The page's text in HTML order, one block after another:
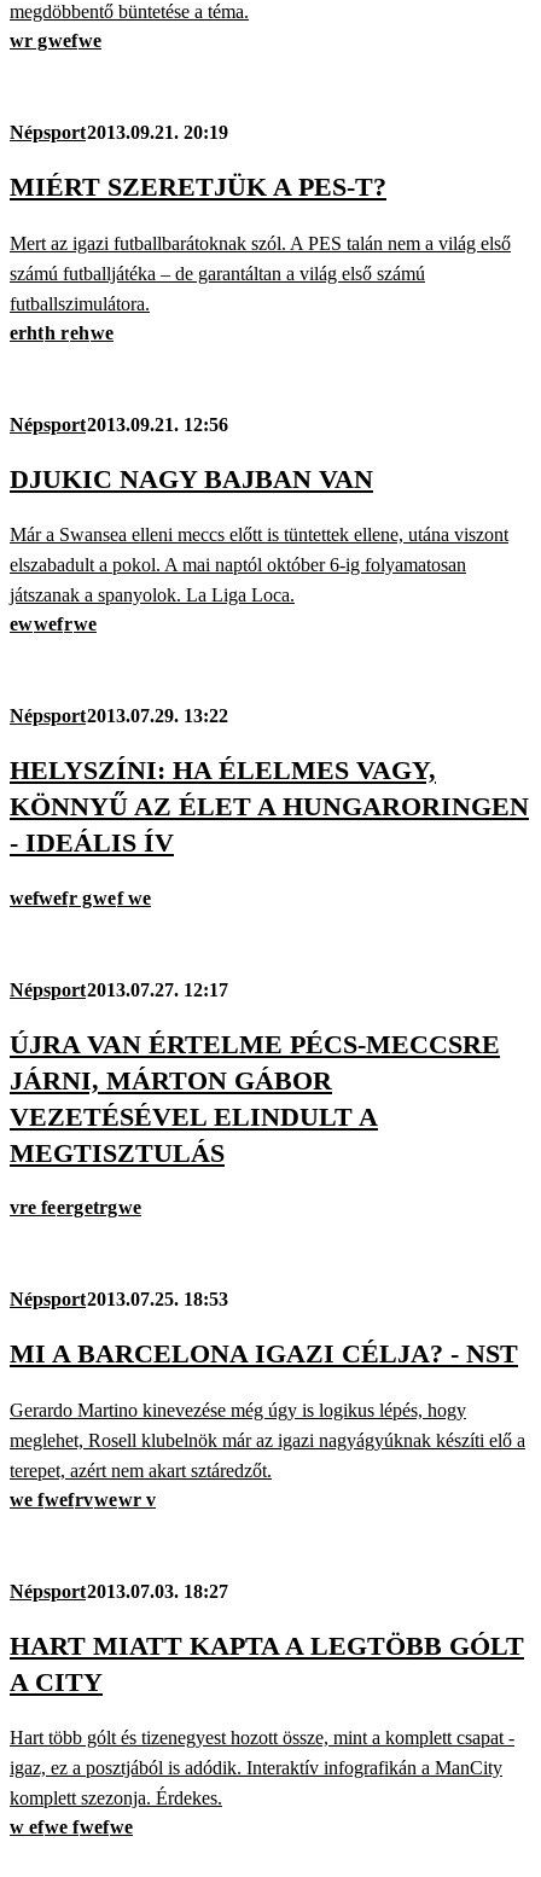
megdöbbentő büntetése a téma.
wr gwefwe
Népsport2013.09.21. 20:19
MIÉRT SZERETJÜK A PES-T?
Mert az igazi futballbarátoknak szól. A PES talán nem a világ első
számú futballjátéka – de garantáltan a világ első számú
futballszimulátora.
erhth rehwe
Népsport2013.09.21. 12:56
DJUKIC NAGY BAJBAN VAN
Már a Swansea elleni meccs előtt is tüntettek ellene, utána viszont
elszabadult a pokol. A mai naptól október 6-ig folyamatosan
játszanak a spanyolok. La Liga Loca.
ewwefrwe
Népsport2013.07.29. 13:22
HELYSZÍNI: HA ÉLELMES VAGY,
KÖNNYŰ AZ ÉLET A HUNGARORINGEN
- IDEÁLIS ÍV
wefwefr gwef we
Népsport2013.07.27. 12:17
ÚJRA VAN ÉRTELME PÉCS-MECCSRE
JÁRNI, MÁRTON GÁBOR
VEZETÉSÉVEL ELINDULT A
MEGTISZTULÁS
vre feergetrgwe
Népsport2013.07.25. 18:53
MI A BARCELONA IGAZI CÉLJA? - NST
Gerardo Martino kinevezése még úgy is logikus lépés, hogy
meglehet, Rosell klubelnök már az igazi nagyágyúknak készíti elő a
terepet, azért nem akart sztáredzőt.
we fwefrvwewr v
Népsport2013.07.03. 18:27
HART MIATT KAPTA A LEGTÖBB GÓLT
A CITY
Hart több gólt és tizenegyest hozott össze, mint a komplett csapat -
igaz, ez a posztjából is adódik. Interaktív infografikán a ManCity
komplett szezonja. Érdekes.
w efwe fwefwe